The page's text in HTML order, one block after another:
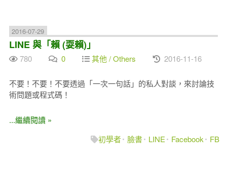
2016-07-29
LINE 與「賴 (耍賴)」
780 0 其他 / Others 2016-11-16
不要！不要！不要透過「一次一句話」的私人對談，來討論技
術問題或程式碼！
...繼續閱讀 »
初學者
臉書 LINE Facebook FB